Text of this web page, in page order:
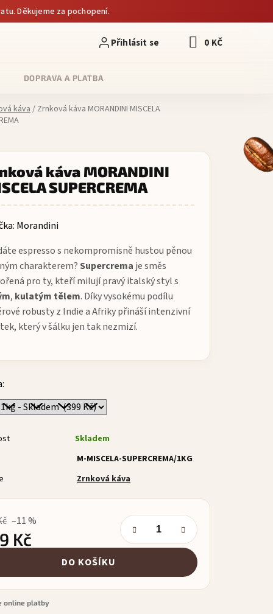
Děkujeme za pochopení.
NÁKUPNÍ KOŠÍK
0 KČ
DOPRAVA A PLATBA
káva/ Zrnková káva MORANDINI MISCELA
káva MORANDINI
SUPERCREMA
Morandini
espresso s nekompromisně hustou pěnou
charakterem?Supercrema je směs
pro ty, kteří milují pravý italský styl s
, kulatým tělem. Díky vysokému podílu
robusty z Indie a Afriky přináší intenzivní
který v šálku jen tak nezmizí.
Skladem
M-MISCELA-SUPERCREMA/1KG
Zrnková káva
–11 %
Kč
DO KOŠÍKU
online platby